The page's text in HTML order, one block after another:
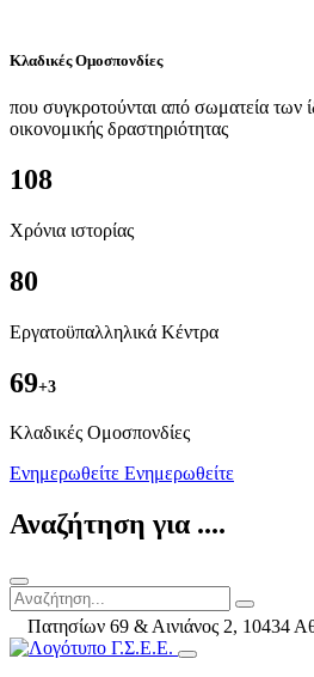
Κλαδικές Ομοσπονδίες
που συγκροτούνται από σωματεία
οικονομικής δραστηριότητας
108
Χρόνια ιστορίας
80
Εργατοϋπαλληλικά Κέντρα
69+3
Kλαδικές Ομοσπονδίες
Ενημερωθείτε Ενημερωθείτε
Αναζήτηση για ....
Πατησίων 69 & Αινιάνος 2, 10434